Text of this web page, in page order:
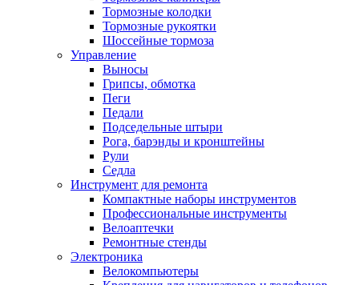
Тормозные колодки
Тормозные рукоятки
Шоссейные тормоза
Управление
Выносы
Грипсы, обмотка
Пеги
Педали
Подседельные штыри
Рога, барэнды и кронштейны
Рули
Седла
Инструмент для ремонта
Компактные наборы инструментов
Профессиональные инструменты
Велоаптечки
Ремонтные стенды
Электроника
Велокомпьютеры